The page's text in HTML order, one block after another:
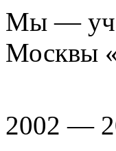
Мы —
Москвы
2002 —